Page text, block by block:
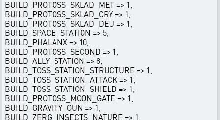
BUILD_PROTOSS_SKLAD_MET => 1,
BUILD_PROTOSS_SKLAD_CRY => 1,
BUILD_PROTOSS_SKLAD_DEU => 1,
BUILD_SPACE_STATION => 5,
BUILD_PHALANX => 10,
BUILD_PROTOSS_SECOND => 1,
BUILD_ALLY_STATION => 8,
BUILD_TOSS_STATION_STRUCTURE => 1,
BUILD_TOSS_STATION_ATTACK => 1,
BUILD_TOSS_STATION_SHIELD => 1,
BUILD_PROTOSS_MOON_GATE => 1,
BUILD_GRAVITY_GUN => 1,
BUILD_ZERG_INSECTS_NATURE => 1,